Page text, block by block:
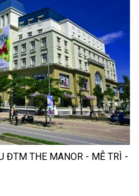
ĐTM THE MANOR - MỄ TRÌ -